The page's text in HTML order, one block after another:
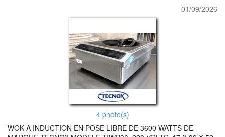
01/09/2026
4 photo(s)
WOK A INDUCTION EN POSE LIBRE DE 3600 WATTS DE